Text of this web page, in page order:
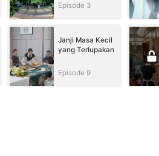
Episode 3
Janji Masa Kecil
yang Terlupakan
Episode 9